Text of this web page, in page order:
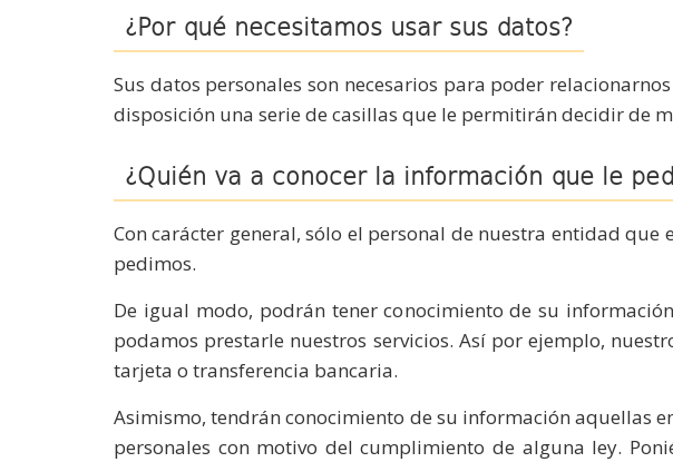
¿Por qué necesitamos usar sus datos?
Sus datos personales son necesarios para poder
disposición una serie de casillas que le permitirán decidir de
¿Quién va a conocer la información que le
Con carácter general, sólo el personal de nuestra entidad
pedimos.
De igual modo, podrán tener conocimiento de su
podamos prestarle nuestros servicios. Así por ejemplo,
tarjeta o transferencia bancaria.
Asimismo, tendrán conocimiento de su información aquellas
personales con motivo del cumplimiento de alguna ley.